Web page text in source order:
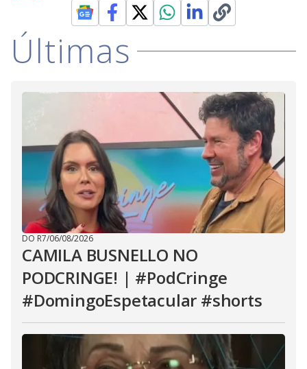
Últimas
DO R7/06/08/2026
CAMILA BUSNELLO NO
PODCRINGE! | #PodCringe
#DomingoEspetacular #shorts